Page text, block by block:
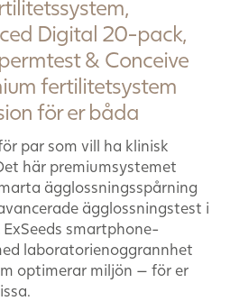
Digital 20-pack,
& Conceive
fertilitetsystem
för er båda
par som vill ha klinisk
här premiumsystemet
ägglossningsspårning
ägglossningstest i
smartphone-
laboratorienoggrannhet
optimerar miljön — för er